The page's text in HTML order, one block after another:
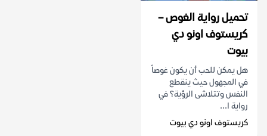
تحميل رواية الغوص –
كريستوف اونو دي
بيوت
هل يمكن للحب أن يكون غوصاً
في المجهول حيث ينقطع
النفس وتتلاشى الرؤية؟ في
رواية ا...
كريستوف اونو دي بيوت